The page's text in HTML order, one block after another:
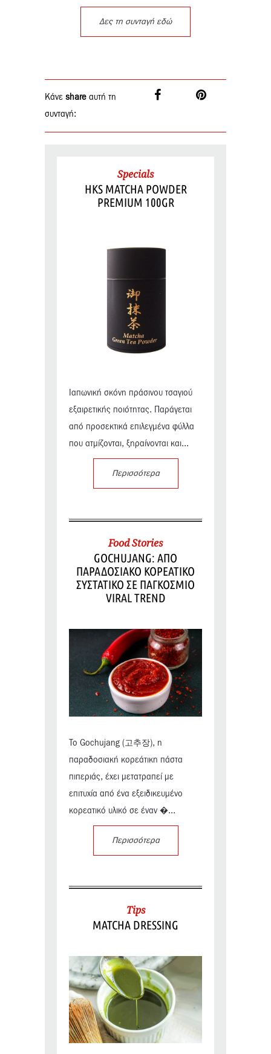
Δες τη συνταγή εδώ
Κάνε share αυτή τη
συνταγή:
Specials
HKS MATCHA POWDER
PREMIUM 100GR
Ιαπωνική σκόνη πράσινου τσαγιού
εξαιρετικής ποιότητας. Παράγεται
από προσεκτικά επιλεγμένα φύλλα
που ατμίζονται, ξηραίνονται και...
Περισσότερα
Food Stories
GOCHUJANG: ΑΠΟ
ΠΑΡΑΔΟΣΙΑΚΟ ΚΟΡΕΑΤΙΚΟ
ΣΥΣΤΑΤΙΚΟ ΣΕ ΠΑΓΚΟΣΜΙΟ
VIRAL TREND
Το Gochujang (고추장), η
παραδοσιακή κορεάτικη πάστα
πιπεριάς, έχει μετατραπεί με
επιτυχία από ένα εξειδικευμένο
κορεατικό υλικό σε έναν �...
Περισσότερα
Tips
MATCHA DRESSING